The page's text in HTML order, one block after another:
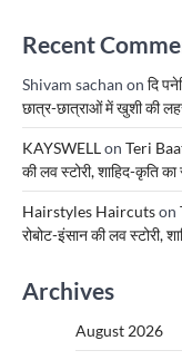
Recent
Shivam sachan on दि
छात्र-छात्राओं में खुशी की
KAYSWELLon Teri
की लव स्टोरी, शाहिद-कृति
Hairstyles Haircutson
रोबोट-इंसान की लव स्टोरी,
Archives
August 2026